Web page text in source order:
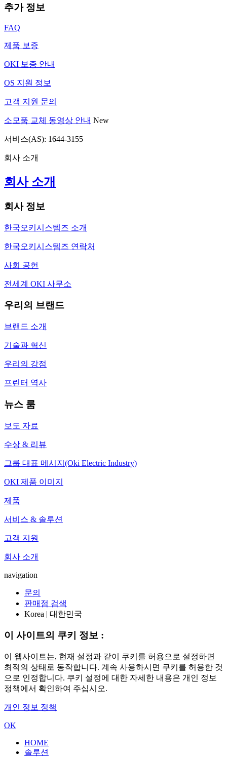
추가 정보
FAQ
제품 보증
OKI 보증 안내
OS 지원 정보
고객 지원 문의
소모품 교체 동영상 안내 New
서비스(AS): 1644-3155
회사 소개
회사 소개
회사 정보
한국오키시스템즈 소개
한국오키시스템즈 연락처
사회 공헌
전세계 OKI 사무소
우리의 브랜드
브랜드 소개
기술과 혁신
우리의 강점
프린터 역사
뉴스 룸
보도 자료
수상 & 리뷰
그룹 대표 메시지(Oki Electric Industry)
OKI 제품 이미지
제품
서비스 & 솔루션
고객 지원
회사 소개
navigation
문의
판매점 검색
Korea | 대한민국
이 사이트의 쿠키 정보 :
이 웹사이트는, 현재 설정과 같이 쿠키를 허용으로 설정하면
최적의 상태로 동작합니다. 계속 사용하시면 쿠키를 허용한 것
으로 인정합니다. 쿠키 설정에 대한 자세한 내용은 개인 정보
정책에서 확인하여 주십시오.
개인 정보 정책
OK
HOME
솔루션